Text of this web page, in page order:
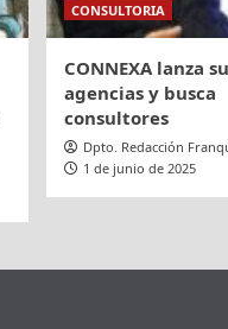
CONSULTORIA
CONNEXA lanza
agencias y busca
consultores
Dpto. Redacción
1 de junio de 2025